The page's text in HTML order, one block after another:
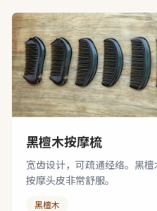
黑檀木按摩梳
宽齿设计，可疏通经络。黑檀
按摩头皮非常舒服。
黑檀木